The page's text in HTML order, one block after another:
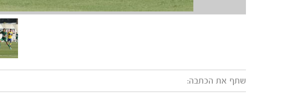
שתף את הכתבה: